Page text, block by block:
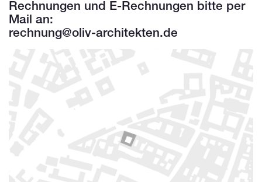
Rechnungen und E-Rechnungen bitte per
Mail an:
rechnung@oliv-architekten.de